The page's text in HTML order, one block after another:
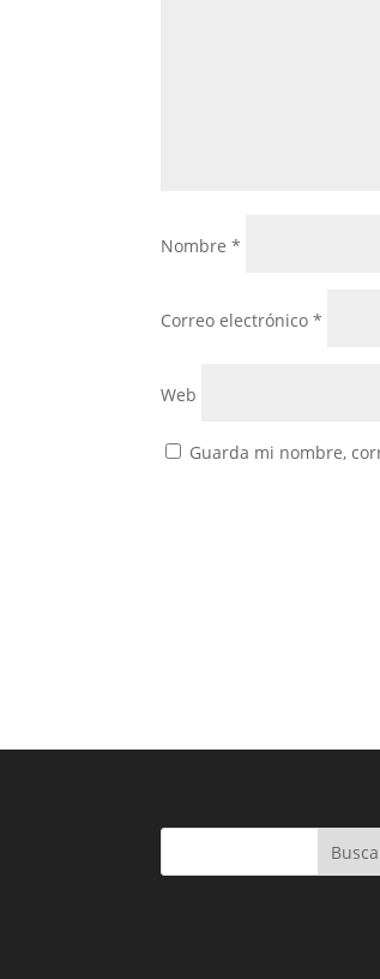
Nombre*
Correo electrónico*
Web
Guarda mi nombre,